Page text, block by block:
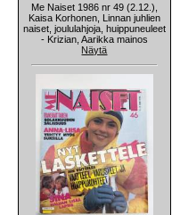
Me Naiset 1986 nr 49 (2.12.),
Kaisa Korhonen, Linnan juhlien
naiset, joululahjoja, huippuneuleet
- Krizian, Aarikka mainos
Näytä